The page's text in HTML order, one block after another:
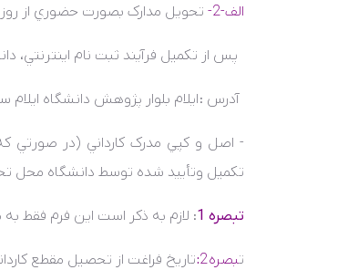
الف-2- تحويل مدارک بصورت حضوري از روز
پس از تکميل فرآيند ثبت نام اينترنتي،
آدرس :ايلام بلوار پژوهش دانشگاه
- اصل و کپي مدرک کارداني (در صورتي
تکميل وتأييد شده توسط دانشگاه محل
تبصره 1 : لازم به ذکر است اين فرم فقط به
تبصره2
:تاريخ فراغت از تحصيل مقطع کارداني